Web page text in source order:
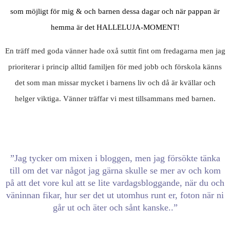
som möjligt för mig & och barnen dessa dagar och när pappan är
hemma är det HALLELUJA-MOMENT!
En träff med goda vänner hade oxå suttit fint om fredagarna men jag
prioriterar i princip alltid familjen för med jobb och förskola känns
det som man missar mycket i barnens liv och då är kvällar och
helger viktiga. Vänner träffar vi mest tillsammans med barnen.
”Jag tycker om mixen i bloggen, men jag försökte tänka
till om det var något jag gärna skulle se mer av och kom
på att det vore kul att se lite vardagsbloggande, när du och
väninnan fikar, hur ser det ut utomhus runt er, foton när ni
går ut och äter och sånt kanske..”